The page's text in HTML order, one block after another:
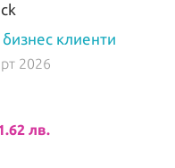
клиенти
2026
лв.